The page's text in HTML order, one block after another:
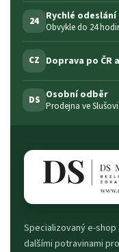
24 Rychlé odeslání
Obvykle do 24
CZ Doprava po ČR
DS Osobní odběr
Prodejna ve
Specializovaný e-
dalšími potravinami